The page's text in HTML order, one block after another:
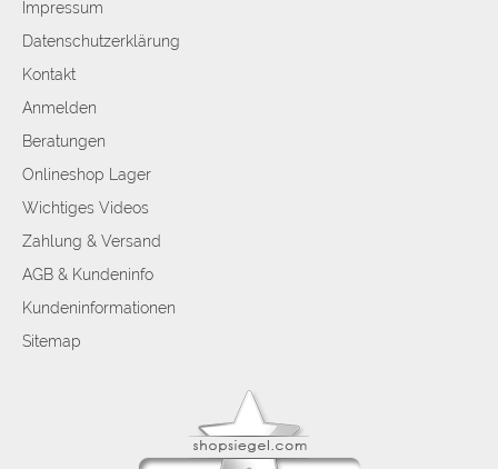
Impressum
Datenschutzerklärung
Kontakt
Anmelden
Beratungen
Onlineshop Lager
Wichtiges Videos
Zahlung & Versand
AGB & Kundeninfo
Kundeninformationen
Sitemap